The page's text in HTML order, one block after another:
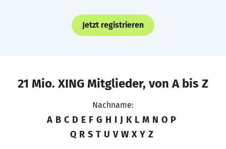
Jetzt registrieren
21 Mio. XING Mitglieder, von A bis Z
Nachname:
A B C D E F G H I J K L M N O P
Q R S T U V W X Y Z